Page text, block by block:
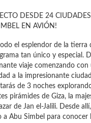
DESDE 24
EN AVIÓN!
el esplendor de la tierra
tan único y especial.
viaje comenzando
a la impresionante
de 3 noches
pirámides de Giza, la
de Jan el-Jalili. Desde
a Abu Simbel para conocer